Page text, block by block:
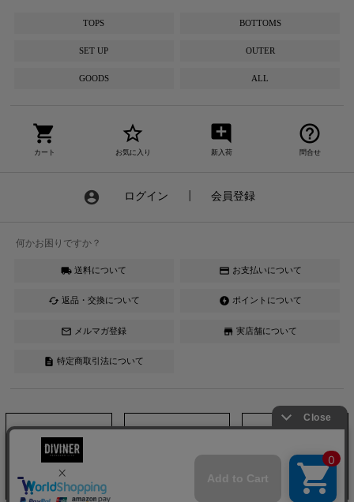
TOPS BOTTOMS
SET UP OUTER
GOODS ALL
shopping_cart
カート
star_border
お気に入り
add_comment
新入荷
help_outline
問合せ
account_circle ログイン 会員登録
何かお困りですか？
local_shipping 送料について credit_card お支払いについて
cached 返品・交換について offline_bolt ポイントについて
mail_outline メルマガ登録 store 実店舗について
description 特定商取引法について
Instagram YouTube